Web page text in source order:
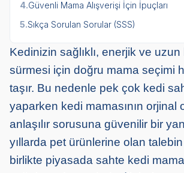
4.Güvenli Mama Alışverişi İçin İpuçları
5.Sıkça Sorulan Sorular (SSS)
Kedinizin sağlıklı, enerjik ve
sürmesi için doğru mama seçimi
taşır. Bu nedenle pek çok kedi
yaparken kedi mamasının orjinal
anlaşılır sorusuna güvenilir bir
yıllarda pet ürünlerine olan
birlikte piyasada sahte kedi